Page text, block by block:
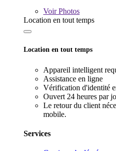
VoirPhotos
Location en tout temps
Location en tout temps
Appareil intelligent
Assistance en ligne
Vérification d'identité
Ouvert 24 heures par
Le retour du client
mobile.
Services